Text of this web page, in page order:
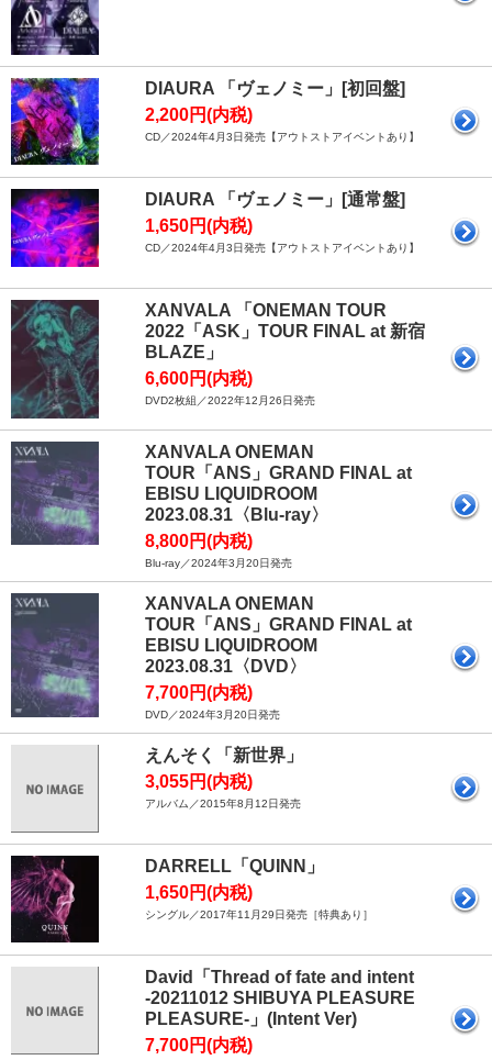
DIAURA 「ヴェノミー」[初回盤]
2,200円(内税)
CD／2024年4月3日発売【アウトストアイベントあり】
DIAURA 「ヴェノミー」[通常盤]
1,650円(内税)
CD／2024年4月3日発売【アウトストアイベントあり】
XANVALA 「ONEMAN TOUR
2022「ASK」TOUR FINAL at 新宿
BLAZE」
6,600円(内税)
DVD2枚組／2022年12月26日発売
XANVALA ONEMAN
TOUR「ANS」GRAND FINAL at
EBISU LIQUIDROOM
2023.08.31〈Blu-ray〉
8,800円(内税)
Blu-ray／2024年3月20日発売
XANVALA ONEMAN
TOUR「ANS」GRAND FINAL at
EBISU LIQUIDROOM
2023.08.31〈DVD〉
7,700円(内税)
DVD／2024年3月20日発売
えんそく「新世界」
3,055円(内税)
アルバム／2015年8月12日発売
DARRELL「QUINN」
1,650円(内税)
シングル／2017年11月29日発売［特典あり］
David「Thread of fate and intent
-20211012 SHIBUYA PLEASURE
PLEASURE-」(Intent Ver)
7,700円(内税)